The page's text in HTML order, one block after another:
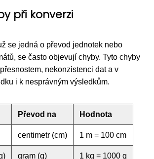
při konverzi
se jedná o převod jednotek nebo
se často objevují chyby. Tyto chyby
nekonzistenci dat a v
i k nesprávným výsledkům.
Převod na Hodnota
centimetr (cm) 1 m = 100 cm
gram (g) 1 kg = 1000 g